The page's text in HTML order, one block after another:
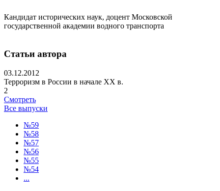
Кандидат исторических наук, доцент Московской
государственной академии водного транспорта
Статьи автора
03.12.2012
Терроризм в России в начале XX в.
2
Смотреть
Все выпуски
№59
№58
№57
№56
№55
№54
...